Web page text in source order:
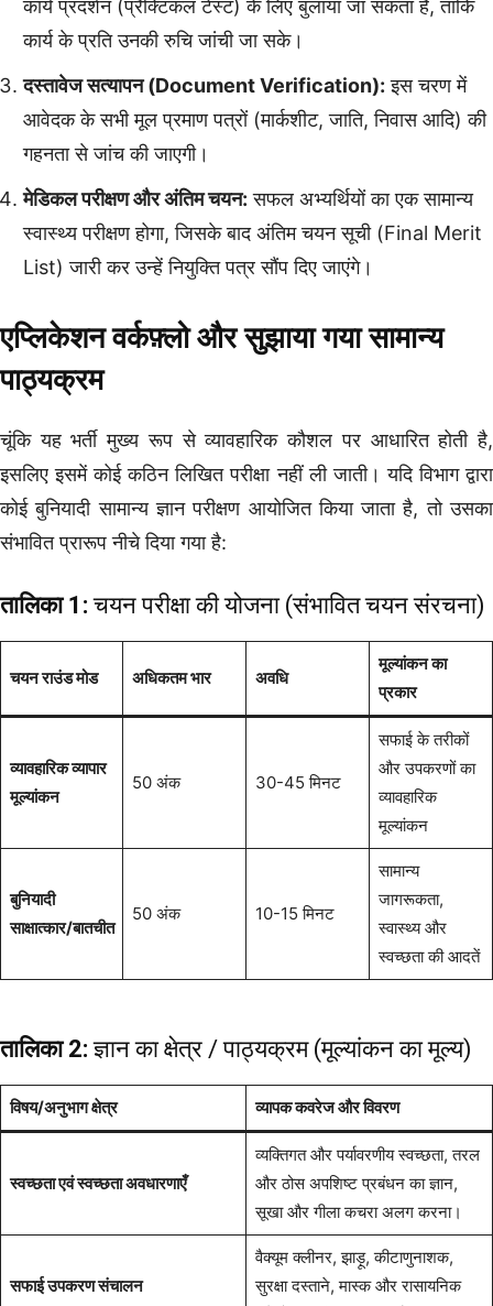
कार्य प्रदर्शन (प्रैक्टिकल टेस्ट) के लिए बुलाया जा सकता है, ताकि
कार्य के प्रति उनकी रुचि जांची जा सके।
दस्तावेज सत्यापन (Document Verification): इस चरण में
आवेदक के सभी मूल प्रमाण पत्रों (मार्कशीट, जाति, निवास आदि) की
गहनता से जांच की जाएगी।
मेडिकल परीक्षण और अंतिम चयन: सफल अभ्यर्थियों का एक सामान्य
स्वास्थ्य परीक्षण होगा, जिसके बाद अंतिम चयन सूची (Final Merit
List) जारी कर उन्हें नियुक्ति पत्र सौंप दिए जाएंगे।
एप्लिकेशन वर्कफ़्लो और सुझाया गया सामान्य
पाठ्यक्रम
चूंकि यह भर्ती मुख्य रूप से व्यावहारिक कौशल पर आधारित होती है,
इसलिए इसमें कोई कठिन लिखित परीक्षा नहीं ली जाती। यदि विभाग द्वारा
कोई बुनियादी सामान्य ज्ञान परीक्षण आयोजित किया जाता है, तो उसका
संभावित प्रारूप नीचे दिया गया है:
तालिका 1: चयन परीक्षा की योजना (संभावित चयन संरचना)
चयन राउंड मोड अधिकतम भार अवधि
मूल्यांकन का
प्रकार
व्यावहारिक व्यापार
मूल्यांकन
50 अंक 30-45 मिनट
सफाई के तरीकों
और उपकरणों का
व्यावहारिक
मूल्यांकन
बुनियादी
साक्षात्कार/बातचीत
50 अंक 10-15 मिनट
सामान्य
जागरूकता,
स्वास्थ्य और
स्वच्छता की आदतें
तालिका 2: ज्ञान का क्षेत्र / पाठ्यक्रम (मूल्यांकन का मूल्‍य)
विषय/अनुभाग क्षेत्र व्यापक कवरेज और विवरण
स्वच्छता एवं स्वच्छता अवधारणाएँ
व्यक्तिगत और पर्यावरणीय स्वच्छता, तरल
और ठोस अपशिष्ट प्रबंधन का ज्ञान,
सूखा और गीला कचरा अलग करना।
सफाई उपकरण संचालन
वैक्यूम क्लीनर, झाड़ू, कीटाणुनाशक,
सुरक्षा दस्ताने, मास्क और रासायनिक